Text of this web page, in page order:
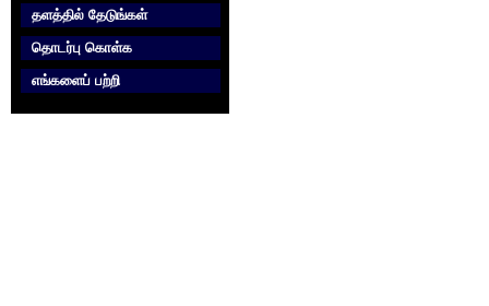
தளத்தில் தேடுங்கள்
தொடர்பு கொள்க‌
எங்களைப் பற்றி